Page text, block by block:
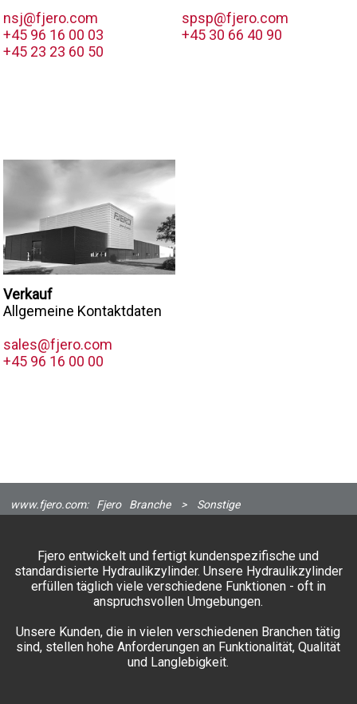
nsj@fjero.com
+45 96 16 00 03
+45 23 23 60 50
spsp@fjero.com
+45 30 66 40 90
Verkauf
Allgemeine Kontaktdaten
sales@fjero.com
+45 96 16 00 00
www.fjero.com: Fjero Branche > Sonstige
Fjero entwickelt und fertigt kundenspezifische und
standardisierte Hydraulikzylinder. Unsere Hydraulikzylinder
erfüllen täglich viele verschiedene Funktionen - oft in
anspruchsvollen Umgebungen.
Unsere Kunden, die in vielen verschiedenen Branchen tätig
sind, stellen hohe Anforderungen an Funktionalität, Qualität
und Langlebigkeit.